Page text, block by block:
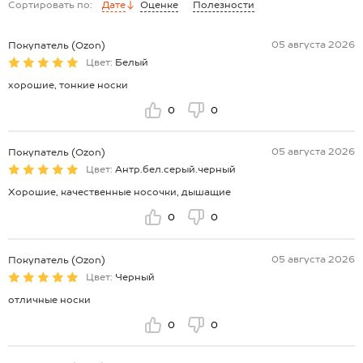
Сортировать по: Дате Оценке Полезности
Покупатель (Ozon)
05 августа 2026
Цвет: Белый
хорошие, тонкие носки
0 0
Покупатель (Ozon)
05 августа 2026
Цвет: Антр.бел.серый.черный
Хорошие, качественные носочки, дышащие
0 0
Покупатель (Ozon)
05 августа 2026
Цвет: Черный
отличные носки
0 0